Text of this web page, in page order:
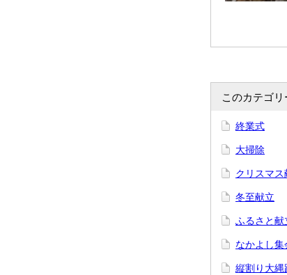
このカテゴ
終業式
大掃除
クリスマス
冬至献立
ふるさと献
なかよし
縦割り大縄